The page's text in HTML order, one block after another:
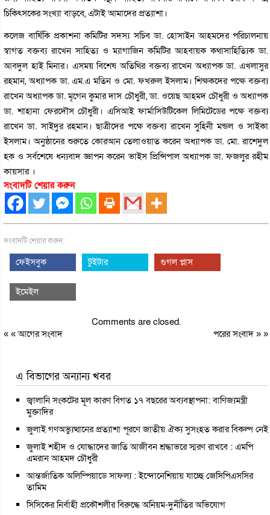
চিকিৎসকের সংখ্যা বাড়বে, এটাই আমাদের প্রত্যাশা।
কলেজ বার্ষিকি প্রকাশনা কমিটির সদস্য সচিব ডা. হোসাইন আহমদের পরিচালনায়
স্বাগত বক্তব্য রাখেন সাহিত্য ও ম্যাগাজিন কমিটির আহবায়ক কথাসাহিত্যিক ডা.
আবদুল হাই মিনার। এসময় বিশেষ অতিথির বক্তব্য রাখেন অধ্যাপক ডা. এখলাসুর
রহমান, অধ্যাপক ডা. এম.এ মতিন ও মো. ফখরুল ইসলাম। শিক্ষকদের পক্ষে বক্তব্য
রাখেন অধ্যাপক ডা. মৃগেন কুমার দাস চৌধুরী, ডা. ওয়েছ আহমদ চৌধুরী ও অধ্যাপক
ডা. শাহানা ফেরদৌস চৌধুরী। এসিআই ফার্মাসিউটিকেল লিমিটেডের পক্ষে বক্তব্য
রাখেন ডা. সাইদুর রহমান। ছাত্রীদের পক্ষে বক্তব্য রাখেন সুহিনী মন্ডল ও সাইকা
ইসলাম। অনুষ্ঠানের শুরুতে কোরআন তেলাওয়াত করেন অধ্যাপক ডা. মো. রাশেদুল
হক ও সর্বশেষে ধন্যবাদ জ্ঞাপন করেন ভাইস প্রিন্সিপাল অধ্যাপক ডা. ফজলুর রহীম
কায়সার ।
সংবাদটি শেয়ার করুন
সংবাদটি শেয়ার করুন:
ফেইসবুক টুইটার গুগল প্লাস
ইমেইল
Comments are closed.
« «আগের সংবাদ পরের সংবাদ» »
এ বিভাগের অন্যান্য খবর
জ্বালানি সংকটের মূল কারণ বিগত ১৭ বছরের অব্যবস্থাপনা: বাণিজ্যমন্ত্রী
মুক্তাদির
জুলাই গণঅভ্যুত্থানের প্রত্যাশা পূরণে জাতীয় ঐক্য সুসংহত করার বিকল্প নেই
জুলাই শহীদ ও যোদ্ধাদের জাতি আজীবন শ্রদ্ধাভরে স্মরণ রাখবে : এমপি
এমরান আহমদ চৌধুরী
আন্তর্জাতিক অলিম্পিয়াডে সাফল্য : ইন্দোনেশিয়ায় যাচ্ছে জেসিপিএসসির
তামিম
সিসিকের নির্বাহী প্রকৌশলীর বিরুদ্ধে অনিয়ম-দুর্নীতির অভিযোগ